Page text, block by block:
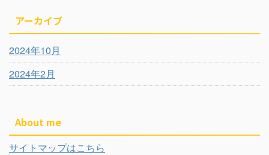
アーカイブ
2024年10月
2024年2月
About me
サイトマップはこちら